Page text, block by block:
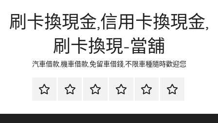
刷卡換現金,信用卡換現金,
刷卡換現-當舖
汽車借款,機車借款,免留車借錢,不限車種隨時歡迎您
首
當
金
網
資
流
時
環
清
聯
徵